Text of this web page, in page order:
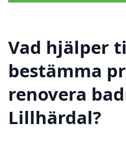
Vad hjälper
bestämma
renovera
Lillhärdal?